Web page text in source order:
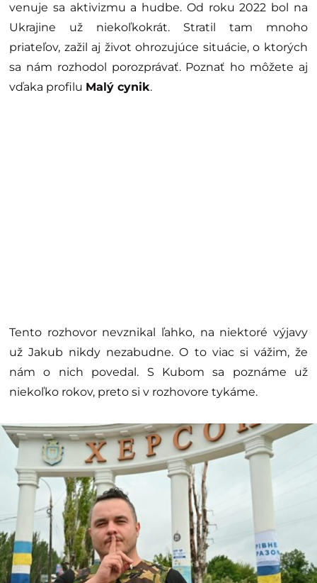
venuje sa aktivizmu a hudbe. Od roku 2022 bol na
Ukrajine už niekoľkokrát. Stratil tam mnoho
priateľov, zažil aj život ohrozujúce situácie, o ktorých
sa nám rozhodol porozprávať. Poznať ho môžete aj
vďaka profilu Malý cynik.
Tento rozhovor nevznikal ľahko, na niektoré výjavy
už Jakub nikdy nezabudne. O to viac si vážim, že
nám o nich povedal. S Kubom sa poznáme už
niekoľko rokov, preto si v rozhovore tykáme.